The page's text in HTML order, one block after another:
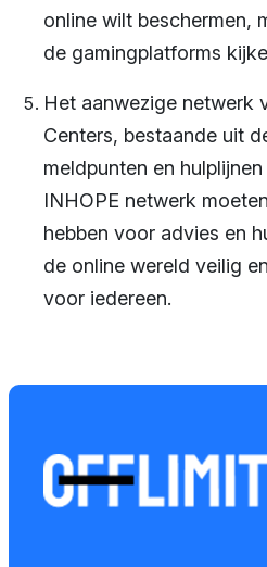
online wilt beschermen,
de gamingplatforms
Het aanwezige netwerk
Centers, bestaande uit
meldpunten en
INHOPE netwerk
hebben voor advies en
de online wereld veilig
voor iedereen.